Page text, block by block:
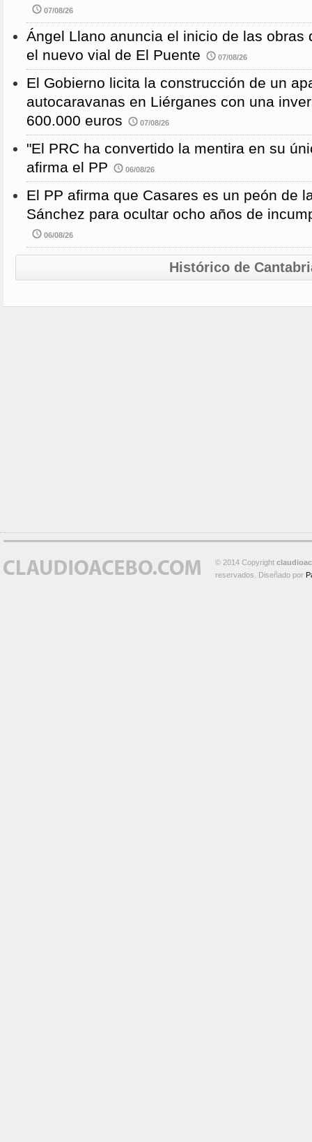
07/08/26
Ángel Llano anuncia el inicio de las obras
el nuevo vial de El Puente
07/08/26
El Gobierno licita la construcción de un
autocaravanas en Liérganes con una
600.000 euros
07/08/26
"El PRC ha convertido la mentira en su
afirma el PP
06/08/26
El PP afirma que Casares es un peón de
Sánchez para ocultar ocho años de
06/08/26
Histórico de
© 2014 Copyright
reservados. Diseñado por